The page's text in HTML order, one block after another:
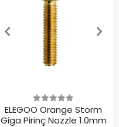
ELEGOO Orange Storm
Giga Pirinç Nozzle 1.0mm